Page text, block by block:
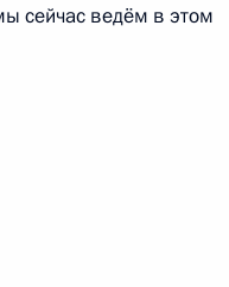
сейчас ведём в этом